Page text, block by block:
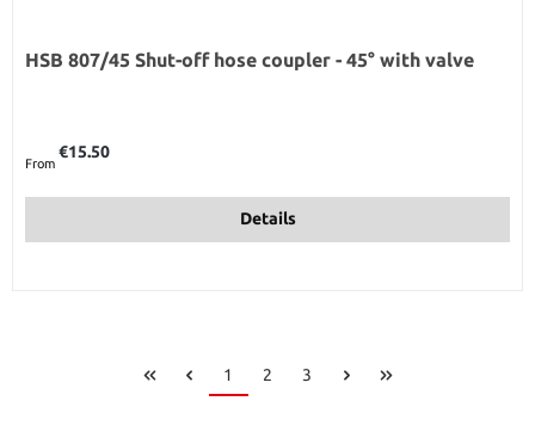
HSB 807/45 Shut-off hose coupler - 45° with valve
From
€15.50
Details
Page
1 Page
2 Page
3